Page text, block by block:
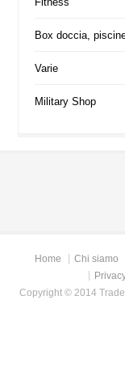
Box doccia,
Varie
Military Shop
Home Chi siamo
Copyright © 2014